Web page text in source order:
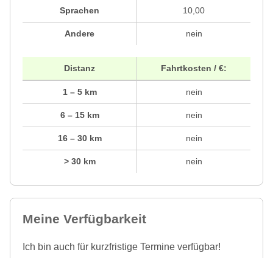
Sprachen
Andere
10,00
nein
Distanz
1 – 5 km
6 – 15 km
16 – 30 km
> 30 km
Fahrtkosten / €:
nein
nein
nein
nein
Meine Verfügbarkeit
Ich bin auch für kurzfristige Termine verfügbar!